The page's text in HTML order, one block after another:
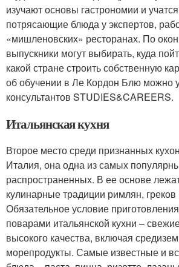
изучают основы гастрономии и
потрясающие блюда у экспертов,
«мишленовских» ресторанах. По
выпускники могут выбирать, куда
какой стране строить собственную
об обучении в Ле Кордон Блю можно
консультантов STUDIES&CAREERS.
Итальянская кухня
Второе место среди признанных
Италия, она одна из самых
распространенных. В ее основе
кулинарные традиции римлян,
Обязательное условие
поварами итальянской кухни –
высокого качества, включая
морепродукты. Самые известные и